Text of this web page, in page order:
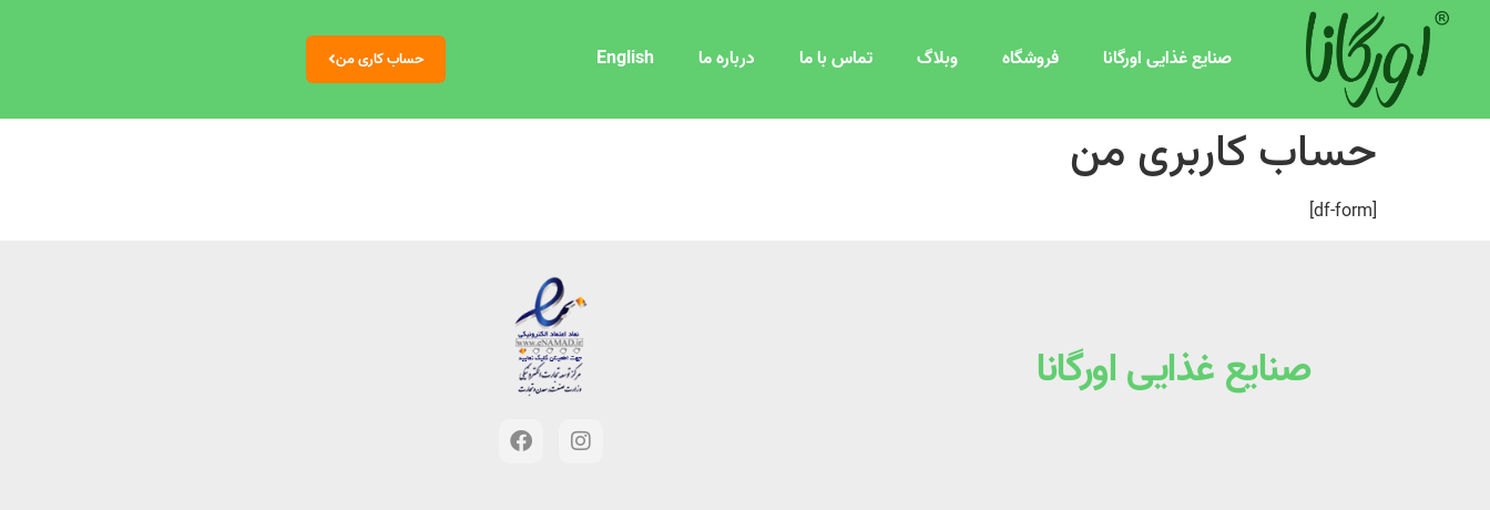
صنایع غذایی اورگانا فروشگاه وبلاگ تماس با ما درباره ما English حساب کاری من
حساب کاربری من
[df-form]
صنایع غذایی اورگانا